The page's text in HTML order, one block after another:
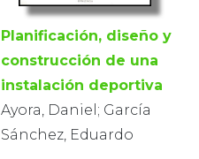
Planificación, diseño y
construcción de una
instalación deportiva
Ayora, Daniel; García
Sánchez, Eduardo